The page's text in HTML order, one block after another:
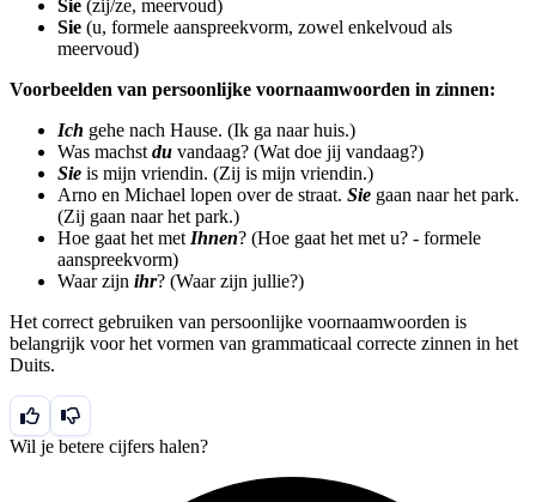
Sie (zij/ze, meervoud)
Sie (u, formele aanspreekvorm, zowel enkelvoud als
meervoud)
Voorbeelden van persoonlijke voornaamwoorden in zinnen:
Ich gehe nach Hause. (Ik ga naar huis.)
Was machst du vandaag? (Wat doe jij vandaag?)
Sie is mijn vriendin. (Zij is mijn vriendin.)
Arno en Michael lopen over de straat. Sie gaan naar het park.
(Zij gaan naar het park.)
Hoe gaat het met Ihnen? (Hoe gaat het met u? - formele
aanspreekvorm)
Waar zijn ihr? (Waar zijn jullie?)
Het correct gebruiken van persoonlijke voornaamwoorden is
belangrijk voor het vormen van grammaticaal correcte zinnen in het
Duits.
Wil je betere cijfers halen?